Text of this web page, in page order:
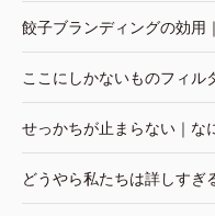
餃子ブランディングの効用
ここにしかないものフィル
せっかちが止まらない｜な
どうやら私たちは詳しすぎ